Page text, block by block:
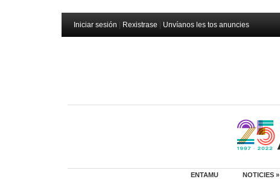
Iniciar sesión Rexistrase Unvíanos les tos anuncies
ENTAMU NOTICIES »